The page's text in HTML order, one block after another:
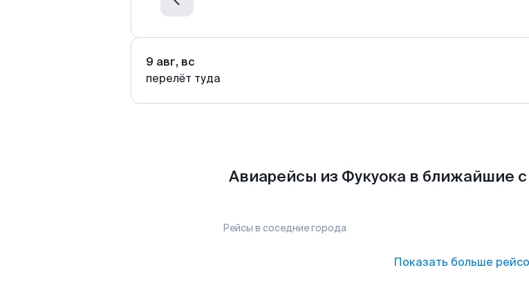
9 авг, вс
перелёт туда
Авиарейсы из Фукуока в ближайшие
Рейсы в соседние города
Показать больше